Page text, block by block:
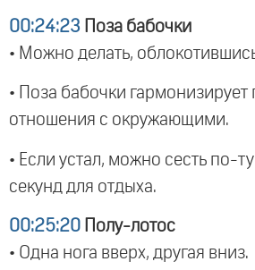
00:24:23 Поза бабочки
• Можно делать,
• Поза бабочки гармонизирует
отношения с окружающими.
• Если устал, можно сесть по-
секунд для отдыха.
00:25:20 Полу-лотос
• Одна нога вверх, другая вниз.